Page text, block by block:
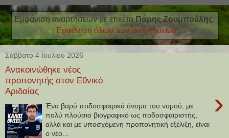
Εμφάνιση αναρτήσεων με ετικέταΠάρης Ζουμπούλης.
Εμφάνιση όλων των αναρτήσεων
Σάββατο 4 Ιουλίου 2026
Ανακοινώθηκε νέος
προπονητής στον Εθνικό
Αριδαίας
›
Ένα βαρύ ποδοσφαιρικά όνομα του νομού, με
πολύ πλούσιο βιογραφικό ως ποδοσφαιριστής,
αλλά και με υποσχόμενη προπονητική εξέλιξη, είναι
ο νέο...